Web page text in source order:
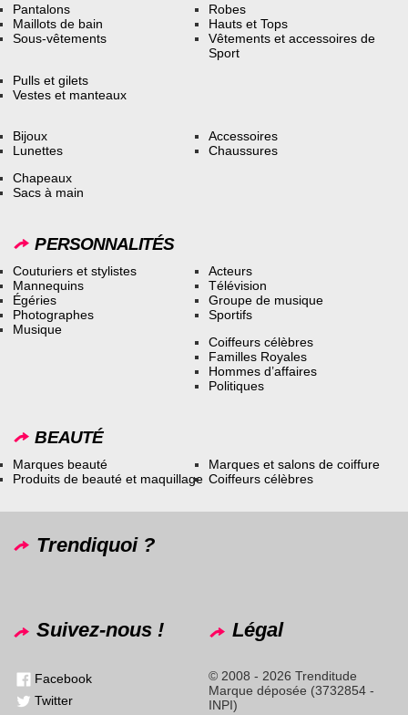
Pantalons
Maillots de bain
Sous-vêtements
Robes
Hauts et Tops
Vêtements et accessoires de
Sport
Pulls et gilets
Vestes et manteaux
Bijoux
Lunettes
Accessoires
Chaussures
Chapeaux
Sacs à main
PERSONNALITÉS
Couturiers et stylistes
Mannequins
Égéries
Photographes
Musique
Acteurs
Télévision
Groupe de musique
Sportifs
Coiffeurs célèbres
Familles Royales
Hommes d’affaires
Politiques
BEAUTÉ
Marques beauté
Produits de beauté et maquillage
Marques et salons de coiffure
Coiffeurs célèbres
Trendiquoi ?
Suivez-nous !
Facebook
Twitter
Légal
© 2008 - 2026 Trenditude
Marque déposée (3732854 -
INPI)